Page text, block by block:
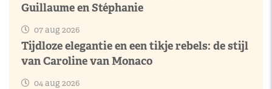
Guillaume en Stéphanie
07 aug 2026
Tijdloze elegantie en een tikje rebels: de stijl
van Caroline van Monaco
04 aug 2026